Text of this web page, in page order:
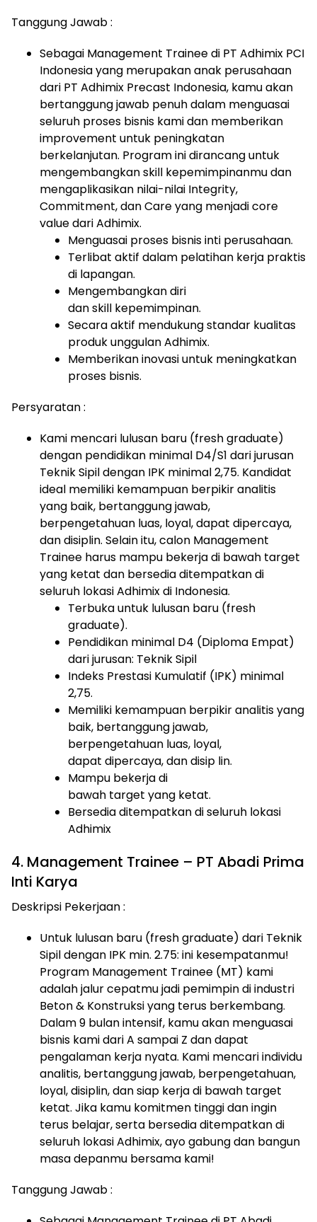
Tanggung Jawab :
Sebagai Management Trainee di PT Adhimix PCI
Indonesia yang merupakan anak perusahaan
dari PT Adhimix Precast Indonesia, kamu akan
bertanggung jawab penuh dalam menguasai
seluruh proses bisnis kami dan memberikan
improvement untuk peningkatan
berkelanjutan. Program ini dirancang untuk
mengembangkan skill kepemimpinanmu dan
mengaplikasikan nilai-nilai Integrity,
Commitment, dan Care yang menjadi core
value dari Adhimix.
Menguasai proses bisnis inti perusahaan.
Terlibat aktif dalam pelatihan kerja praktis
di lapangan.
Mengembangkan diri
dan skill kepemimpinan.
Secara aktif mendukung standar kualitas
produk unggulan Adhimix.
Memberikan inovasi untuk meningkatkan
proses bisnis.
Persyaratan :
Kami mencari lulusan baru (fresh graduate)
dengan pendidikan minimal D4/S1 dari jurusan
Teknik Sipil dengan IPK minimal 2,75. Kandidat
ideal memiliki kemampuan berpikir analitis
yang baik, bertanggung jawab,
berpengetahuan luas, loyal, dapat dipercaya,
dan disiplin. Selain itu, calon Management
Trainee harus mampu bekerja di bawah target
yang ketat dan bersedia ditempatkan di
seluruh lokasi Adhimix di Indonesia.
Terbuka untuk lulusan baru (fresh
graduate).
Pendidikan minimal D4 (Diploma Empat)
dari jurusan: Teknik Sipil
Indeks Prestasi Kumulatif (IPK) minimal
2,75.
Memiliki kemampuan berpikir analitis yang
baik, bertanggung jawab,
berpengetahuan luas, loyal,
dapat dipercaya, dan disip lin.
Mampu bekerja di
bawah target yang ketat.
Bersedia ditempatkan di seluruh lokasi
Adhimix
4. Management Trainee – PT Abadi Prima
Inti Karya
Deskripsi Pekerjaan :
Untuk lulusan baru (fresh graduate) dari Teknik
Sipil dengan IPK min. 2.75: ini kesempatanmu!
Program Management Trainee (MT) kami
adalah jalur cepatmu jadi pemimpin di industri
Beton & Konstruksi yang terus berkembang.
Dalam 9 bulan intensif, kamu akan menguasai
bisnis kami dari A sampai Z dan dapat
pengalaman kerja nyata. Kami mencari individu
analitis, bertanggung jawab, berpengetahuan,
loyal, disiplin, dan siap kerja di bawah target
ketat. Jika kamu komitmen tinggi dan ingin
terus belajar, serta bersedia ditempatkan di
seluruh lokasi Adhimix, ayo gabung dan bangun
masa depanmu bersama kami!
Tanggung Jawab :